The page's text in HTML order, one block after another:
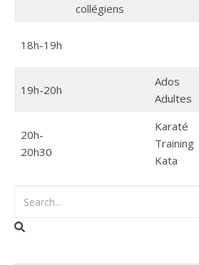
collégiens
18h-19h
19h-20h
Ados
Adultes
20h-
20h30
Karaté
Training
Kata